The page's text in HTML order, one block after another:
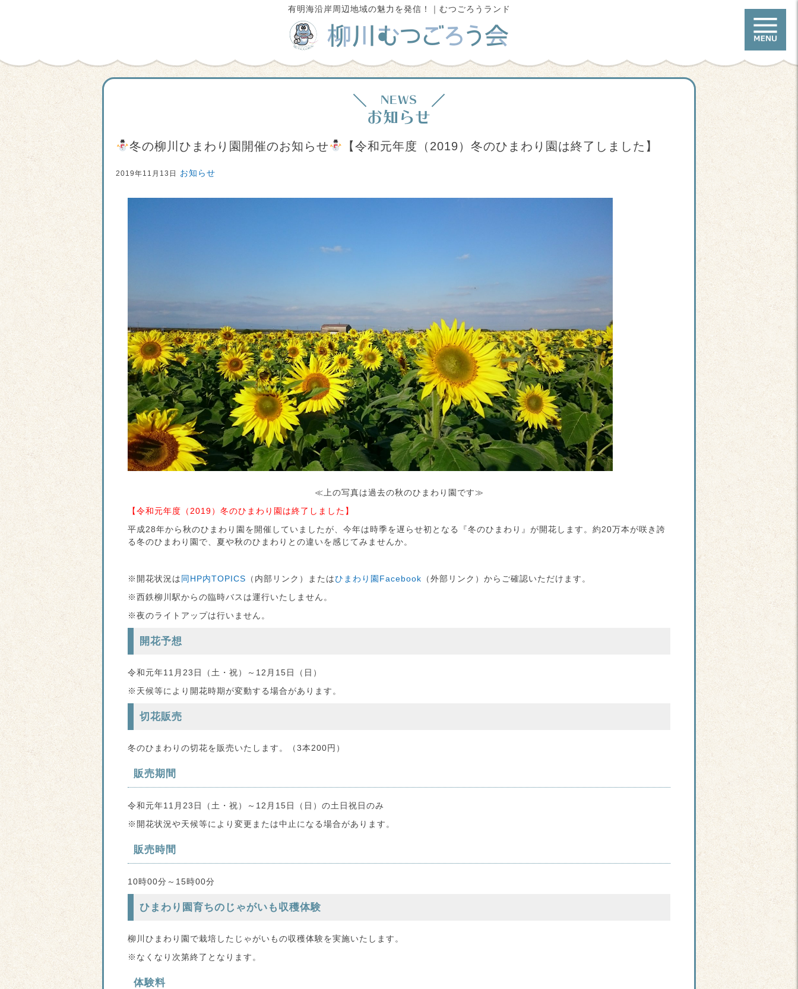
有明海沿岸周辺地域の魅力を発信！｜むつごろうランド
お知らせ
NEWS
冬の柳川ひまわり園開催のお知らせ 【令和元年度（2019）冬のひまわり園は終了しました】
2019年11月13日 お知らせ
≪上の写真は過去の秋のひまわり園です≫
【令和元年度（2019）冬のひまわり園は終了しました】
平成28年から秋のひまわり園を開催していましたが、今年は時季を遅らせ初となる『冬のひまわり』が開花します。約20万本が咲き誇
る冬のひまわり園で、夏や秋のひまわりとの違いを感じてみませんか。
※開花状況は同HP内TOPICS （内部リンク）またはひまわり園Facebook （外部リンク）からご確認いただけます。
※西鉄柳川駅からの臨時バスは運行いたしません。
※夜のライトアップは行いません。
開花予想
令和元年11月23日（土・祝）～12月15日（日）
※天候等により開花時期が変動する場合があります。
切花販売
冬のひまわりの切花を販売いたします。（3本200円）
販売期間
令和元年11月23日（土・祝）～12月15日（日）の土日祝日のみ
※開花状況や天候等により変更または中止になる場合があります。
販売時間
10時00分～15時00分
ひまわり園育ちのじゃがいも収穫体験
柳川ひまわり園で栽培したじゃがいもの収穫体験を実施いたします。
※なくなり次第終了となります。
体験料